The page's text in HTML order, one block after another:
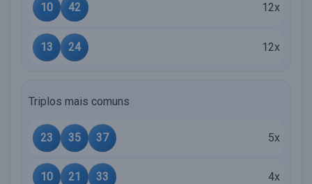
10 42 12x
13 24 12x
Triplos mais comuns
23 35 37 5x
10 21 33 4x